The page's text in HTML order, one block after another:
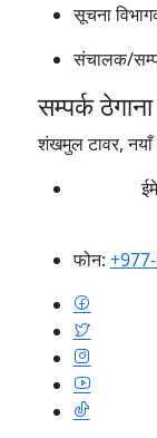
सूचना
संचालक/
सम्पर्क ठेगाना
शंखमुल टावर, नयाँ
फोन: